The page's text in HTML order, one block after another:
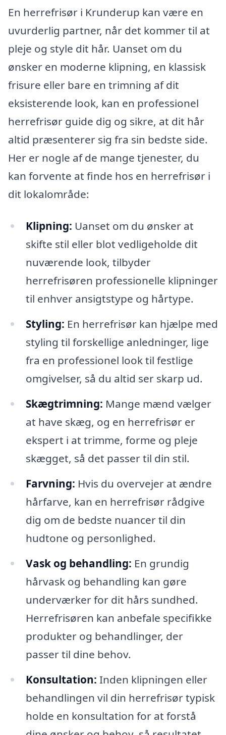
En herrefrisør i Krunderup kan være en
uvurderlig partner, når det kommer til at
pleje og style dit hår. Uanset om du
ønsker en moderne klipning, en klassisk
frisure eller bare en trimning af dit
eksisterende look, kan en professionel
herrefrisør guide dig og sikre, at dit hår
altid præsenterer sig fra sin bedste side.
Her er nogle af de mange tjenester, du
kan forvente at finde hos en herrefrisør i
dit lokalområde:
Klipning: Uanset om du ønsker at
skifte stil eller blot vedligeholde dit
nuværende look, tilbyder
herrefrisøren professionelle klipninger
til enhver ansigtstype og hårtype.
Styling: En herrefrisør kan hjælpe med
styling til forskellige anledninger, lige
fra en professionel look til festlige
omgivelser, så du altid ser skarp ud.
Skægtrimning: Mange mænd vælger
at have skæg, og en herrefrisør er
ekspert i at trimme, forme og pleje
skægget, så det passer til din stil.
Farvning: Hvis du overvejer at ændre
hårfarve, kan en herrefrisør rådgive
dig om de bedste nuancer til din
hudtone og personlighed.
Vask og behandling: En grundig
hårvask og behandling kan gøre
underværker for dit hårs sundhed.
Herrefrisøren kan anbefale specifikke
produkter og behandlinger, der
passer til dine behov.
Konsultation: Inden klipningen eller
behandlingen vil din herrefrisør typisk
holde en konsultation for at forstå